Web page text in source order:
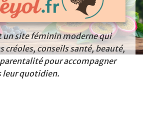
un site féminin moderne qui
créoles, conseils santé, beauté,
pour accompagner
leur quotidien.